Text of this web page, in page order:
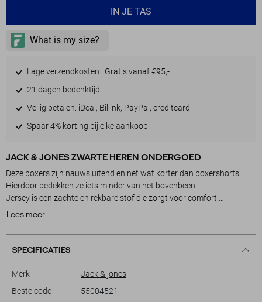
IN JE TAS
Lage verzendkosten | Gratis vanaf €95,-
21 dagen bedenktijd
Veilig betalen: iDeal, Billink, PayPal, creditcard
Spaar 4% korting bij elke aankoop
JACK & JONES ZWARTE HEREN ONDERGOED
Deze boxers zijn nauwsluitend en net wat korter dan boxershorts.
Hierdoor bedekken ze iets minder van het bovenbeen.
Meer informatie:
aan.
Lees meer
SPECIFICATIES
Merk
Jack & jones
Bestelcode
55004521